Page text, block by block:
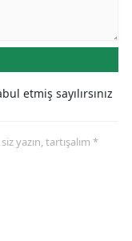
etmiş sayılırsınız
yazın, tartışalım *